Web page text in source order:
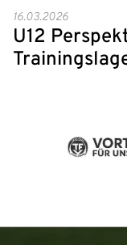
16.03.2026
U12